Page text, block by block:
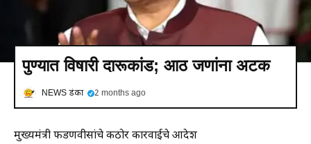
पुण्यात विषारी दारूकांड; आठ जणांना अटक
NEWS डंका 2 months ago
मुख्यमंत्री फडणवीसांचे कठोर कारवाईचे आदेश